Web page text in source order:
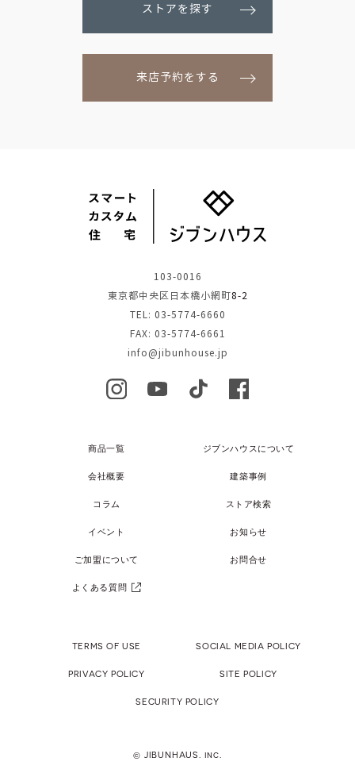
ストアを探す
来店予約をする
103-0016
東京都中央区日本橋小網町8-2
TEL: 03-5774-6660
FAX: 03-5774-6661
info@jibunhouse.jp
商品一覧 ジブンハウスについて
会社概要 建築事例
コラム ストア検索
イベント お知らせ
ご加盟について お問合せ
よくある質問
TERMS OF USE SOCIAL MEDIA POLICY
PRIVACY POLICY SITE POLICY
SECURITY POLICY
© JIBUNHAUS. inc.